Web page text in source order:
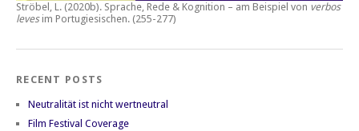
Ströbel, L. (2020b). Sprache, Rede & Kognition – am Beispiel von verbos
levesim Portugiesischen. (255-277)
RECENT POSTS
Neutralität ist nicht wertneutral
Film Festival Coverage